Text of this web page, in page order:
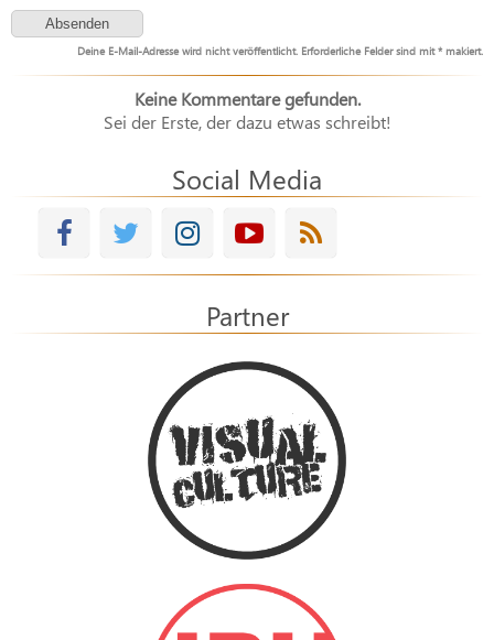
Deine E-Mail-Adresse wird nicht veröffentlicht. Erforderliche Felder sind mit * makiert.
Keine Kommentare gefunden.
Sei der Erste, der dazu etwas schreibt!
Social Media
Partner